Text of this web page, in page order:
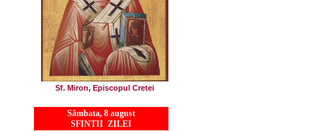
Sf. Miron, Episcopul Cretei
Sâmbata, 8 august
SFINTII ZILEI